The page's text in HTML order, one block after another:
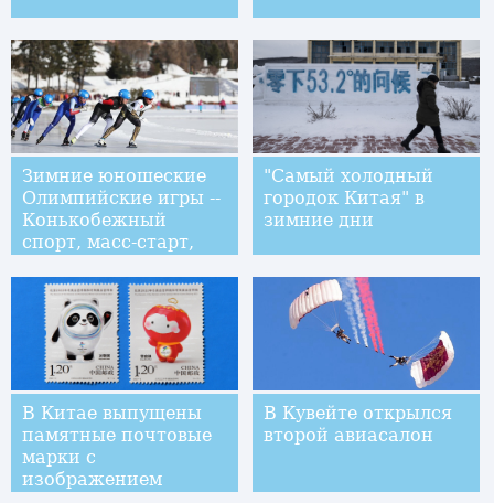
Зимние юношеские
Олимпийские игры --
Конькобежный
спорт, масс-старт,
Ян Биньюй
завоевала "золото"
"Самый холодный
городок Китая" в
зимние дни
В Китае выпущены
памятные почтовые
марки с
изображением
В Кувейте открылся
второй авиасалон